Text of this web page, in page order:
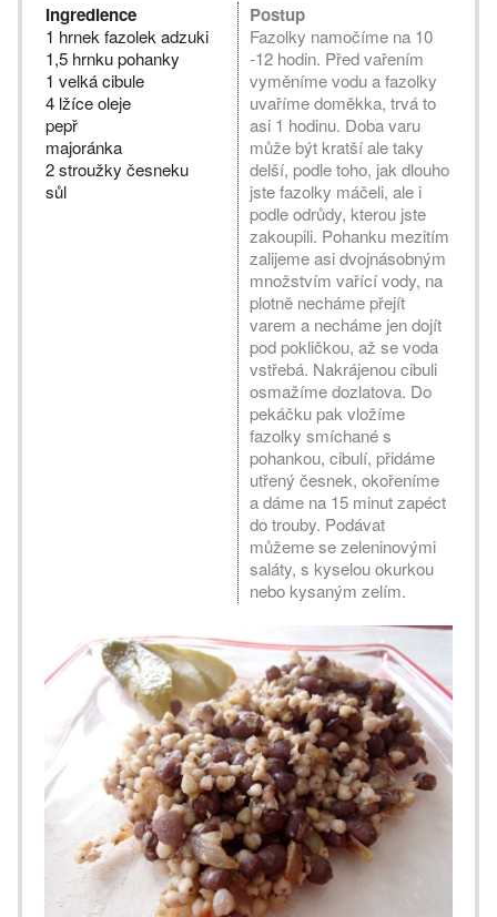
Ingredience
1 hrnek fazolek adzuki
1,5 hrnku pohanky
1 velká cibule
4 lžíce oleje
pepř
majoránka
2 stroužky česneku
sůl
Postup
Fazolky namočíme na 10
-12 hodin. Před vařením
vyměníme vodu a fazolky
uvaříme doměkka, trvá to
asi 1 hodinu. Doba varu
může být kratší ale taky
delší, podle toho, jak dlouho
jste fazolky máčeli, ale i
podle odrůdy, kterou jste
zakoupili. Pohanku mezitím
zalijeme asi dvojnásobným
množstvím vařící vody, na
plotně necháme přejít
varem a necháme jen dojít
pod pokličkou, až se voda
vstřebá. Nakrájenou cibuli
osmažíme dozlatova. Do
pekáčku pak vložíme
fazolky smíchané s
pohankou, cibulí, přidáme
utřený česnek, okořeníme
a dáme na 15 minut zapéct
do trouby. Podávat
můžeme se zeleninovými
saláty, s kyselou okurkou
nebo kysaným zelím.